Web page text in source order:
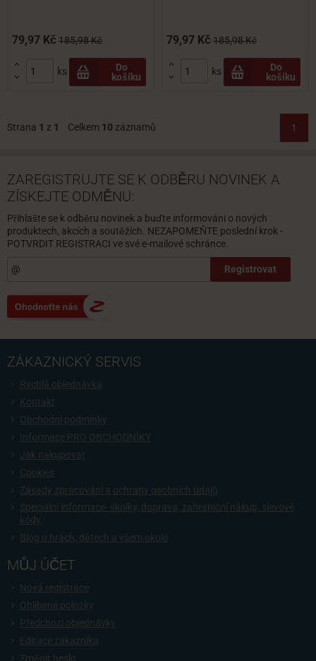
79,97 Kč 185,98 Kč


ks
Do
košíku
79,97 Kč 185,98 Kč


ks
Do
košíku
Strana 1 z 1 Celkem 10 záznamů 1
ZAREGISTRUJTE SE K ODBĚRU NOVINEK A
ZÍSKEJTE ODMĚNU:
Přihlašte se k odběru novinek a buďte informováni o nových
produktech, akcích a soutěžích. NEZAPOMEŇTE poslední krok -
POTVRDIT REGISTRACI ve své e-mailové schránce.
Registrovat
ZÁKAZNICKÝ SERVIS
Rychlá objednávka
Kontakt
Obchodní podmínky
Informace PRO OBCHODNÍKY
Jak nakupovat
Cookies
Zásady zpracování a ochrany osobních údajů
Speciální informace- školky, doprava, zahraniční nákup, slevové
kódy
Blog o hrách, dětech a všem okolo
MŮJ ÚČET
Nová registrace
Oblíbené položky
Předchozí objednávky
Editace zákazníka
Změnit heslo